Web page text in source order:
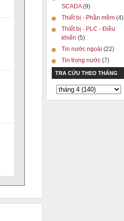
SCADA(9)
Thiết bị - Phần mềm (4)
Thiết bị - PLC - Điều
khiển (5)
Tin nước ngoài (22)
Tin trong nước (7)
TRA CỨU THEO THÁNG